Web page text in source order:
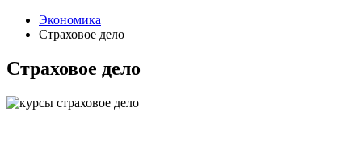
Экономика
Страховое дело
Страховое дело